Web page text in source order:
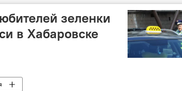
зеленки
в Хабаровске